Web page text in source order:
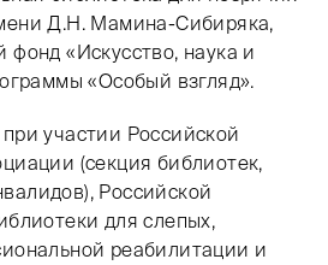
Д.Н. Мамина-Сибиряка,
фонд «Искусство, наука и
«Особый взгляд».
участии Российской
(секция библиотек,
Российской
для слепых,
реабилитации и